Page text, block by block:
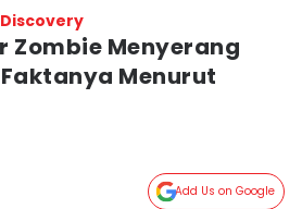
Discovery
Zombie Menyerang
Menurut
Add Us on Google